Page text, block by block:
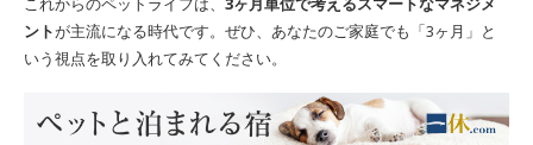
ントが主流になる時代です。ぜひ、あなたのご家庭でも「3ヶ月」と
いう視点を取り入れてみてください。